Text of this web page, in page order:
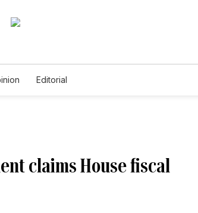
Editorial
claims House fiscal